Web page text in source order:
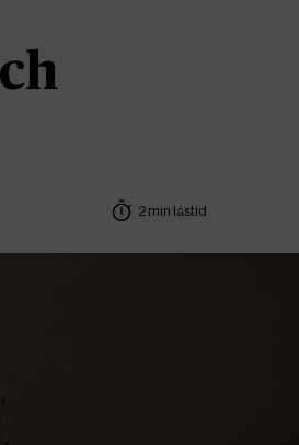
2 min lästid